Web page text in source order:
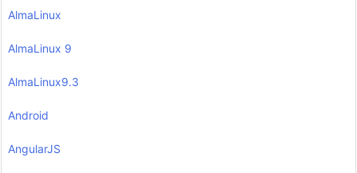
AlmaLinux
AlmaLinux 9
AlmaLinux9.3
Android
AngularJS